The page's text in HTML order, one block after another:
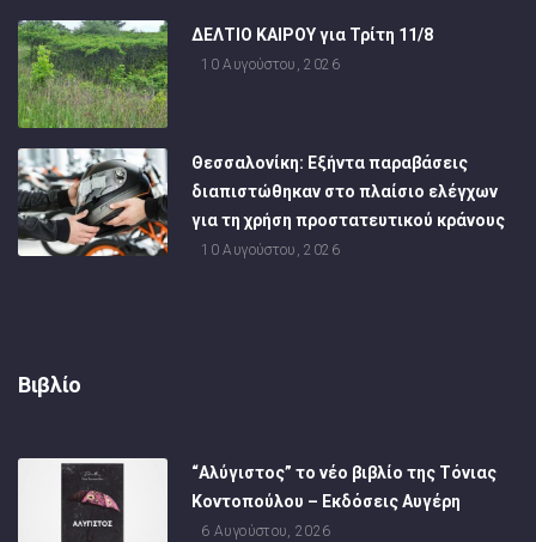
ΔΕΛΤΙΟ ΚΑΙΡΟΥ για Τρίτη 11/8
10 Αυγούστου, 2026
Θεσσαλονίκη: Εξήντα παραβάσεις
διαπιστώθηκαν στο πλαίσιο ελέγχων
για τη χρήση προστατευτικού κράνους
10 Αυγούστου, 2026
Βιβλίο
“Αλύγιστος” το νέο βιβλίο της Τόνιας
Κοντοπούλου – Εκδόσεις Αυγέρη
6 Αυγούστου, 2026